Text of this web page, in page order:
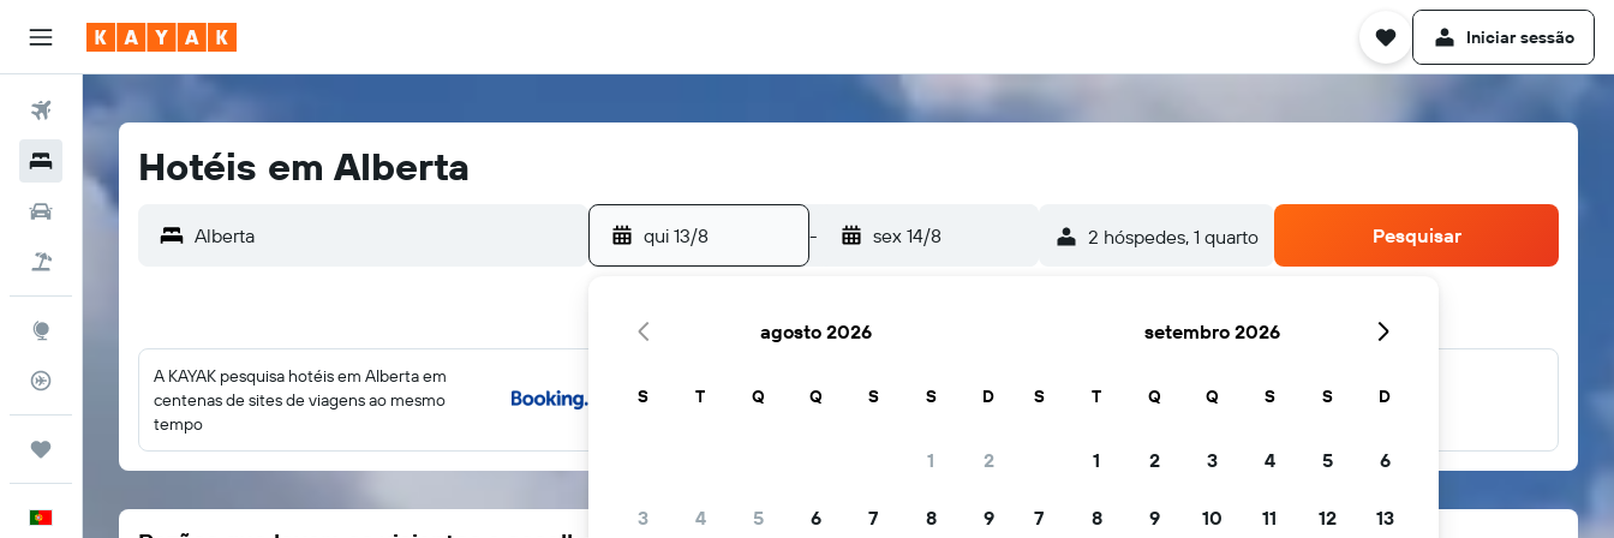
Iniciar sessão
Voos
Carros
Monitorizador de voos
Português
Hotéis em Alberta
Alberta qui 13/8 - sex 14/8 2 hóspedes, 1 quarto Pesquisar
A KAYAK pesquisa hotéis em Alberta em
centenas de sites de viagens ao mesmo
tempo
... e muito mais
agosto 2026
S T Q Q S S D
1 2
3 4 5 6 7 8 9
setembro 2026
S T Q Q S S D
1 2 3 4 5 6
7 8 9 10 11 12 13